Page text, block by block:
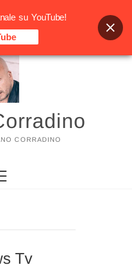
CORRADINO
Tv
su YouTube!